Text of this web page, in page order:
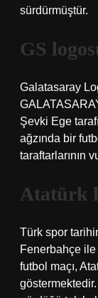
sürdürmüştür.
GS
Galatasaray
Şevki Ege
ağzında bir
taraftarlarının
Atatürk
Türk spor
Fenerbahçe ile
futbol maçı,